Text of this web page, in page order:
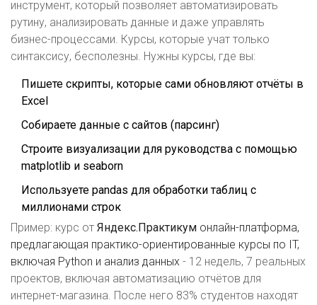
инструмент, который позволяет автоматизировать
рутину, анализировать данные и даже управлять
бизнес-процессами. Курсы, которые учат только
синтаксису, бесполезны. Нужны курсы, где вы:
Пишете скрипты, которые сами обновляют отчёты в
Excel
Собираете данные с сайтов (парсинг)
Строите визуализации для руководства с помощью
matplotlib и seaborn
Используете pandas для обработки таблиц с
миллионами строк
Пример: курс от Яндекс.Практикум онлайн-платформа,
предлагающая практико-ориентированные курсы по IT,
включая Python и анализ данных - 12 недель, 7 реальных
проектов, включая автоматизацию отчётов для
интернет-магазина. После него 83% студентов находят